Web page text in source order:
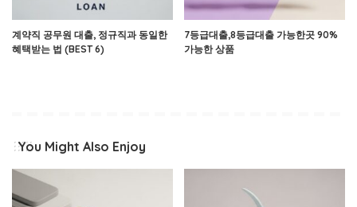
계약직 공무원 대출, 정규직과 동일한
혜택받는 법 (BEST 6)
7등급대출,8등급대출 가능한곳 90%
가능한 상품
You Might Also Enjoy